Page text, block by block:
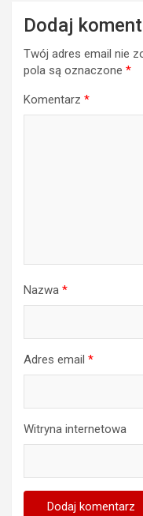
Dodaj
Twój adres email nie
pola są oznaczone *
Komentarz *
Nazwa *
Adres email *
Witryna internetowa